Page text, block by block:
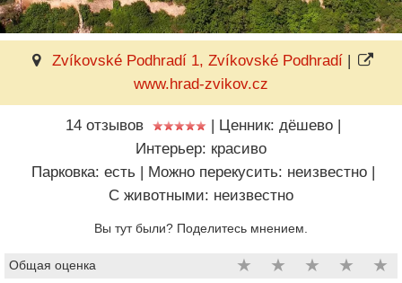
Zvíkovské Podhradí 1, Zvíkovské Podhradí|
www.hrad-zvikov.cz
14 отзывов | Ценник: дёшево |
Интерьер: красиво
Парковка: есть | Можно перекусить: неизвестно |
C животными: неизвестно
Вы тут были? Поделитесь мнением.
Общая оценка ★ ★ ★ ★ ★